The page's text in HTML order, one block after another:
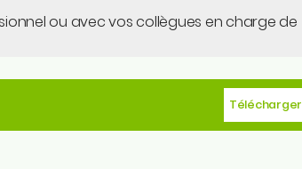
ou avec vos collègues en charge de
Télécharger